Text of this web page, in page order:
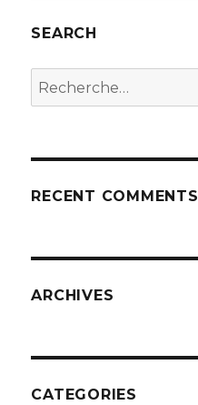
SEARCH
Recherche
pour
RECENT COMMENTS
ARCHIVES
CATEGORIES